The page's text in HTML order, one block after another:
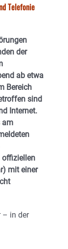
Telefonie
der
ab etwa
Bereich
sind
Internet.
am
offiziellen
mit einer
– in der